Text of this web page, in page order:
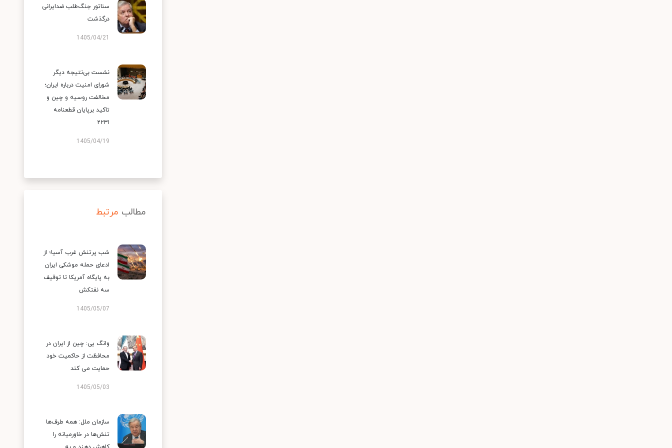
سناتور جنگ‌طلب ضدایرانی
درگذشت
1405/04/21
نشست بی‌نتیجه دیگر
شورای امنیت درباره ایران؛
مخالفت روسیه و چین و
تاکید برپایان قطعنامه
۲۲۳۱
1405/04/19
مطالب مرتبط
شب پرتنش غرب آسیا؛ از
ادعای حمله موشکی ایران
به پایگاه آمریکا تا توقیف
سه نفتکش
1405/05/07
وانگ یی: چین از ایران در
محافظت از حاکمیت خود
حمایت می کند
1405/05/03
سازمان ملل: همه طرف‌ها
تنش‌ها در خاورمیانه را